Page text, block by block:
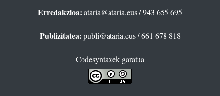
Erredakzioa: ataria@ataria.eus/ 943 655 695
Publizitatea: publi@ataria.eus/ 661 678 818
Codesyntaxek garatua